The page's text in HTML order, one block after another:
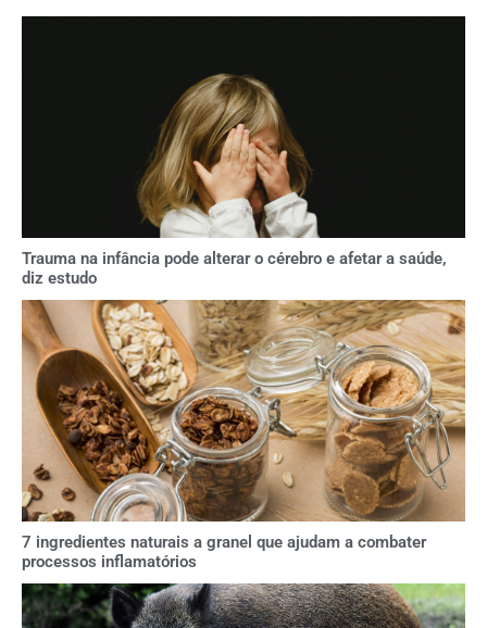
Trauma na infância pode alterar o cérebro e afetar a saúde,
diz estudo
7 ingredientes naturais a granel que ajudam a combater
processos inflamatórios